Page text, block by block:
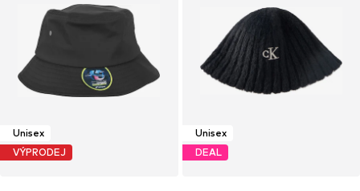
Unisex
VÝPRODEJ
Unisex
DEAL